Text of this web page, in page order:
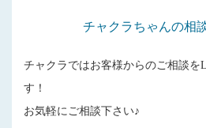
チャクラちゃんの相
チャクラではお客様からのご相談を
す！
お気軽にご相談下さい♪